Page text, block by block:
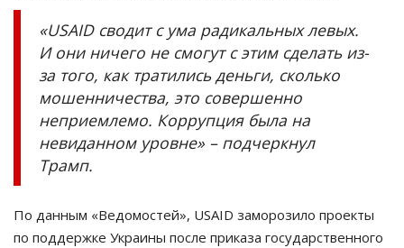
«USAID сводит с ума радикальных левых.
И они ничего не смогут с этим сделать из-
за того, как тратились деньги, сколько
мошенничества, это совершенно
неприемлемо. Коррупция была на
невиданном уровне» – подчеркнул
Трамп.
По данным «Ведомостей», USAID заморозило проекты
по поддержке Украины после приказа государственного